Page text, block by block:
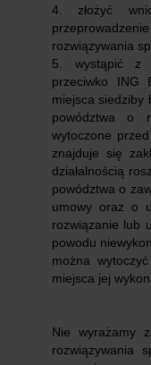
4. złożyć
rozwiązywania
5. wystąpić z
przeciwko ING
miejsca siedziby
powództwa o
wytoczone
znajduje się
działalnością
powództwa o
umowy oraz o
rozwiązanie lub
powodu
można
miejsca jej
Nie wyrażamy
rozwiązywania